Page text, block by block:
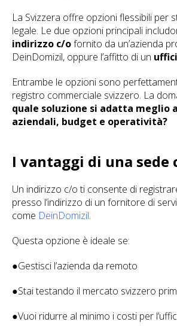
La Svizzera offre opzioni flessibili per
legale. Le due opzioni principali
indirizzo c/ofornito da un’azienda
DeinDomizil, oppure l’affitto di un
Entrambe le opzioni sono
registro commerciale svizzero. La
quale soluzione si adatta meglio
aziendali, budget e operatività?
I vantaggi di una sede
Un indirizzo c/o ti consente di
presso l’indirizzo di un fornitore di
come DeinDomizil.
Questa opzione è ideale se:
●Gestisci l’azienda da remoto
●Stai testando il mercato svizzero
●Vuoi ridurre al minimo i costi per